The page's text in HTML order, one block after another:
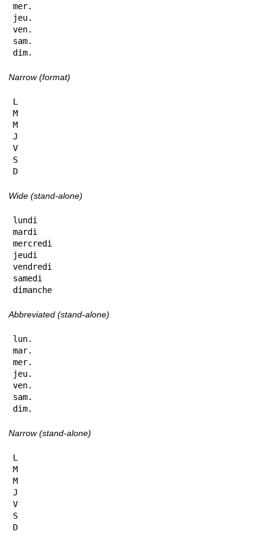
mer.
jeu.
ven.
sam.
dim.
Narrow (format)
L
M
M
J
V
S
D
Wide (stand-alone)
lundi
mardi
mercredi
jeudi
vendredi
samedi
dimanche
Abbreviated (stand-alone)
lun.
mar.
mer.
jeu.
ven.
sam.
dim.
Narrow (stand-alone)
L
M
M
J
V
S
D